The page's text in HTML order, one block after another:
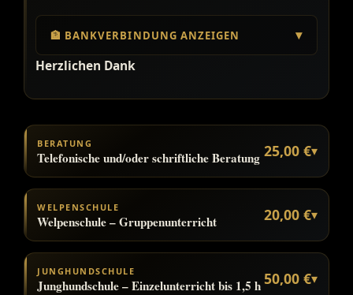
🏦 BANKVERBINDUNG ANZEIGEN
Herzlichen Dank
BERATUNG
Telefonische und/oder schriftliche Beratung 25,00 €▾
WELPENSCHULE
Welpenschule – Gruppenunterricht 20,00 €▾
JUNGHUNDSCHULE
Junghundschule – Einzelunterricht bis 1,5 h50,00 €▾